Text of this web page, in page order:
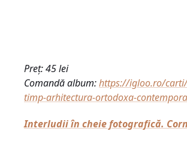
Preț: 45 lei
Comandă album:https://igloo.ro/
timp-arhitectura-ortodoxa-
Interludii în cheie fotografică.